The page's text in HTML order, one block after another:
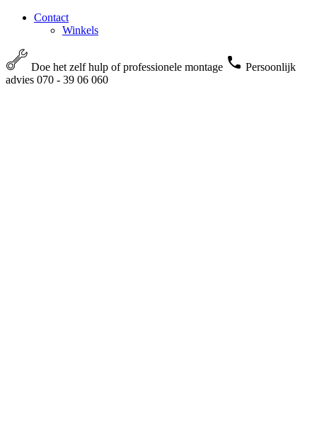
Contact
Winkels
Doe het zelf hulp of professionele montage
Persoonlijk
advies 070 - 39 06 060